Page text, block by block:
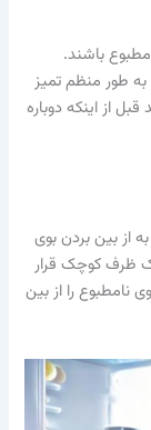
باشند.
به طور منظم تمیز
از اینکه دوباره
از بین بردن بوی
ظرف کوچک قرار
نامطبوع را از بین